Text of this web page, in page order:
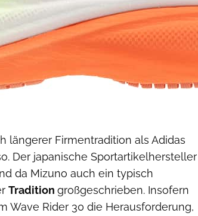
längerer Firmentradition als Adidas
Der japanische Sportartikelhersteller
da Mizuno auch ein typisch
Tradition großgeschrieben. Insofern
Wave Rider 30 die Herausforderung,